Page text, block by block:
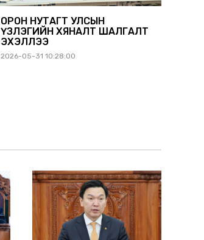
ОРОН НУТАГТ УЛСЫН
ҮЗЛЭГИЙН ХЯНАЛТ ШАЛГАЛТ
ЭХЭЛЛЭЭ
2026-05-31 10:28:00